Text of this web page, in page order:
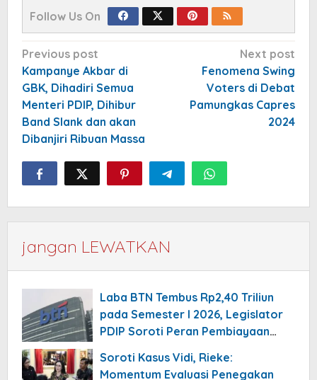
Follow Us On
Post
navigation
Previous post
Kampanye Akbar di
GBK, Dihadiri Semua
Menteri PDIP, Dihibur
Band Slank dan akan
Dibanjiri Ribuan Massa
Next post
Fenomena Swing
Voters di Debat
Pamungkas Capres
2024
jangan LEWATKAN
Laba BTN Tembus Rp2,40 Triliun
pada Semester I 2026, Legislator
PDIP Soroti Peran Pembiayaan
Soroti Kasus Vidi, Rieke:
Momentum Evaluasi Penegakan